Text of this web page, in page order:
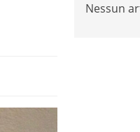
Nessun